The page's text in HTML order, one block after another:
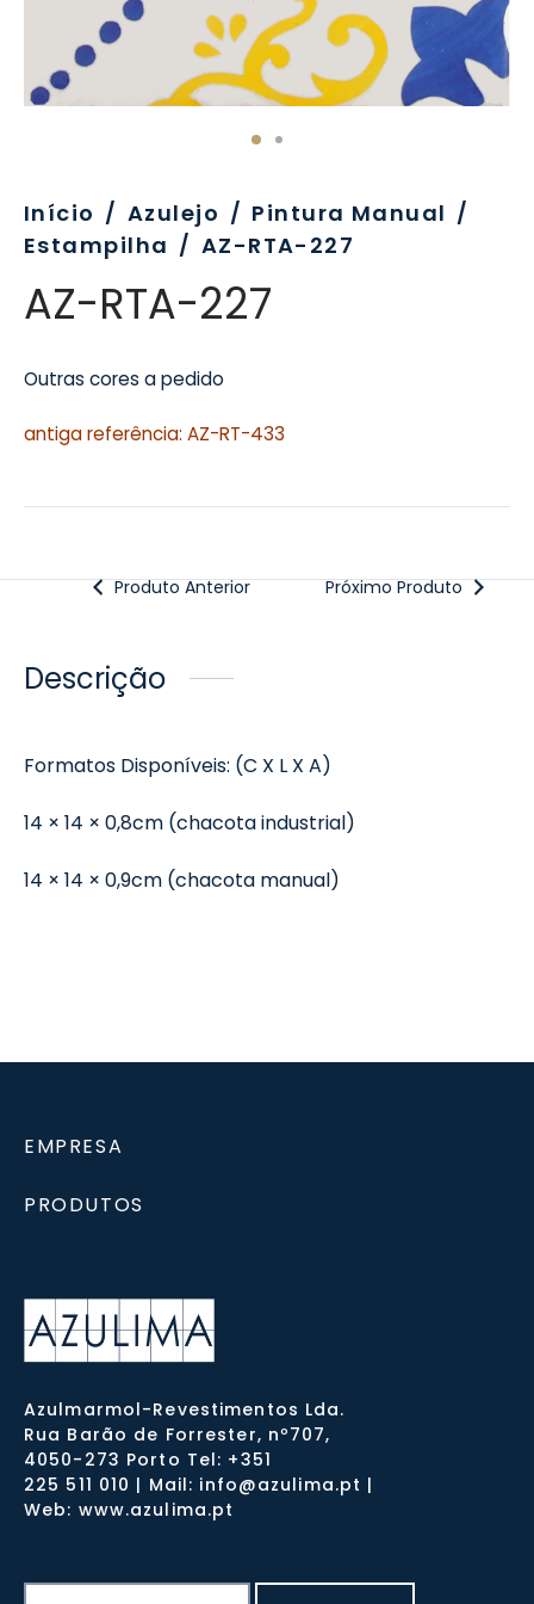
Início / Azulejo / Pintura Manual /
Estampilha / AZ-RTA-227
AZ-RTA-227
Outras cores a pedido
antiga referência: AZ-RT-433
Produto Anterior Próximo Produto
Descrição
Formatos Disponíveis: (C X L X A)
14 × 14 × 0,8cm (chacota industrial)
14 × 14 × 0,9cm (chacota manual)
EMPRESA
PRODUTOS
Azulmarmol-Revestimentos Lda.
Rua Barão de Forrester, nº707,
4050-273 Porto Tel: +351
225 511 010 | Mail: info@azulima.pt |
Web: www.azulima.pt
Formatos